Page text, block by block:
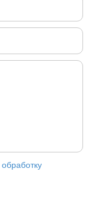
обработку